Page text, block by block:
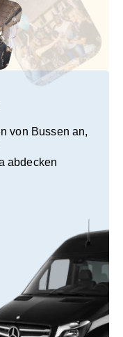
von Bussen an,
abdecken